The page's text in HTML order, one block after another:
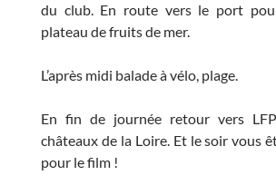
du club. En route vers le port
plateau de fruits de mer.
L’après midi balade à vélo, plage.
En fin de journée retour vers
châteaux de la Loire. Et le soir vous
pour le film !